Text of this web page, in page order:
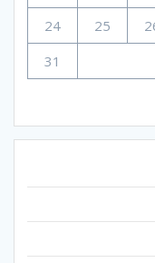
24
25
31